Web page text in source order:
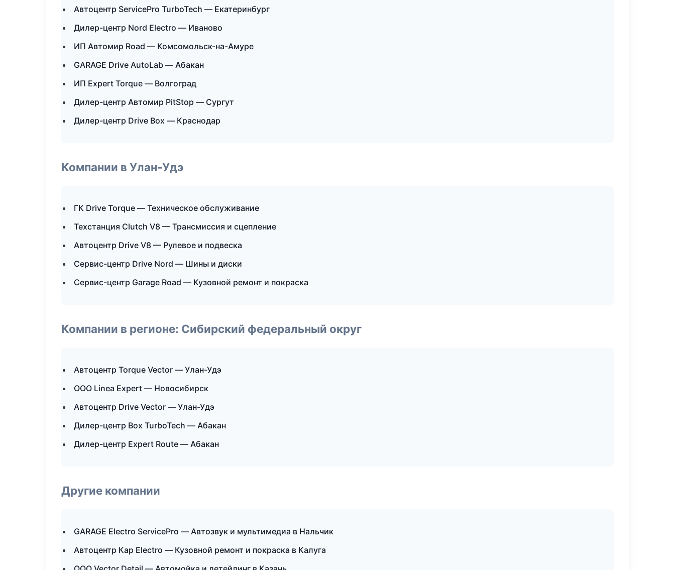
Автоцентр ServicePro TurboTech — Екатеринбург
Дилер-центр Nord Electro — Иваново
ИП Автомир Road — Комсомольск-на-Амуре
GARAGE Drive AutoLab — Абакан
ИП Expert Torque — Волгоград
Дилер-центр Автомир PitStop — Сургут
Дилер-центр Drive Box — Краснодар
Компании в Улан-Удэ
ГК Drive Torque — Техническое обслуживание
Техстанция Clutch V8 — Трансмиссия и сцепление
Автоцентр Drive V8 — Рулевое и подвеска
Сервис-центр Drive Nord — Шины и диски
Сервис-центр Garage Road — Кузовной ремонт и покраска
Компании в регионе: Сибирский федеральный округ
Автоцентр Torque Vector — Улан-Удэ
ООО Linea Expert — Новосибирск
Автоцентр Drive Vector — Улан-Удэ
Дилер-центр Box TurboTech — Абакан
Дилер-центр Expert Route — Абакан
Другие компании
GARAGE Electro ServicePro — Автозвук и мультимедиа в Нальчик
Автоцентр Кар Electro — Кузовной ремонт и покраска в Калуга